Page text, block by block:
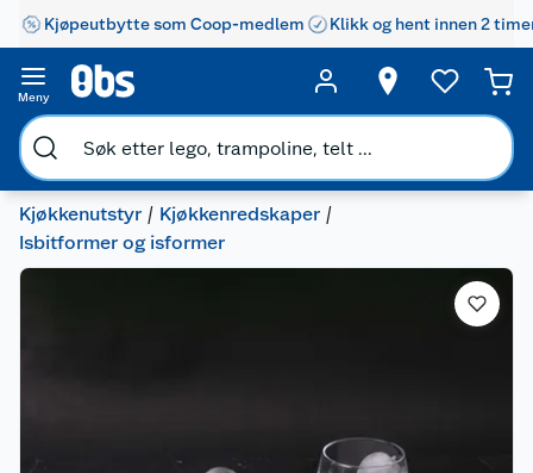
Kjøpeutbytte som Coop-medlem Klikk og hent innen 2
Meny
Kjøkkenutstyr
Kjøkkenredskaper
Isbitformer og isformer